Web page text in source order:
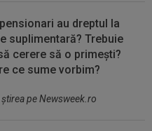
au dreptul la
suplimentară? Trebuie
cerere să o primești?
ce sume vorbim?
pe Newsweek.ro